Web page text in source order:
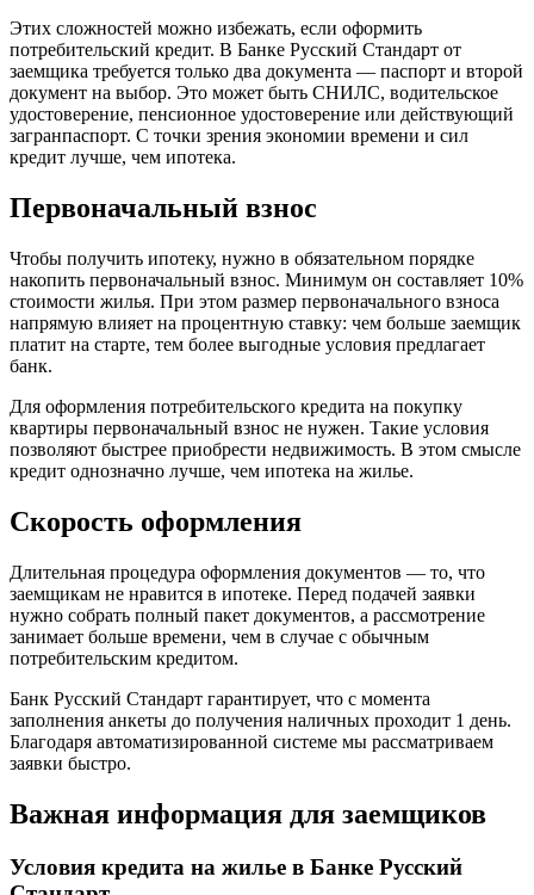
Этих сложностей можно избежать, если оформить
потребительский кредит. В Банке Русский Стандарт от
заемщика требуется только два документа — паспорт и второй
документ на выбор. Это может быть СНИЛС, водительское
удостоверение, пенсионное удостоверение или действующий
загранпаспорт. С точки зрения экономии времени и сил
кредит лучше, чем ипотека.
Первоначальный взнос
Чтобы получить ипотеку, нужно в обязательном порядке
накопить первоначальный взнос. Минимум он составляет 10%
стоимости жилья. При этом размер первоначального взноса
напрямую влияет на процентную ставку: чем больше заемщик
платит на старте, тем более выгодные условия предлагает
банк.
Для оформления потребительского кредита на покупку
квартиры первоначальный взнос не нужен. Такие условия
позволяют быстрее приобрести недвижимость. В этом смысле
кредит однозначно лучше, чем ипотека на жилье.
Скорость оформления
Длительная процедура оформления документов — то, что
заемщикам не нравится в ипотеке. Перед подачей заявки
нужно собрать полный пакет документов, а рассмотрение
занимает больше времени, чем в случае с обычным
потребительским кредитом.
Банк Русский Стандарт гарантирует, что с момента
заполнения анкеты до получения наличных проходит 1 день.
Благодаря автоматизированной системе мы рассматриваем
заявки быстро.
Важная информация для заемщиков
Условия кредита на жилье в Банке Русский